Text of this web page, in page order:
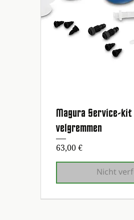
Magura Service-
velgremmen
Preis
63,00 €
Nicht